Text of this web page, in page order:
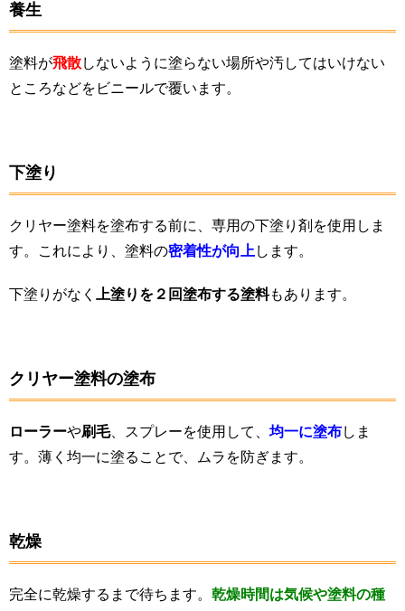
養生
塗料が飛散しないように塗らない場所や汚してはいけない
ところなどをビニールで覆います。
下塗り
クリヤー塗料を塗布する前に、専用の下塗り剤を使用しま
す。これにより、塗料の密着性が向上 します。
下塗りがなく 上塗りを２回塗布する塗料もあります。
クリヤー塗料の塗布
ローラーや刷毛、スプレーを使用して、 均一に塗布しま
す。薄く均一に塗ることで、ムラを防ぎます。
乾燥
完全に乾燥するまで待ちます。 乾燥時間は気候や塗料の種